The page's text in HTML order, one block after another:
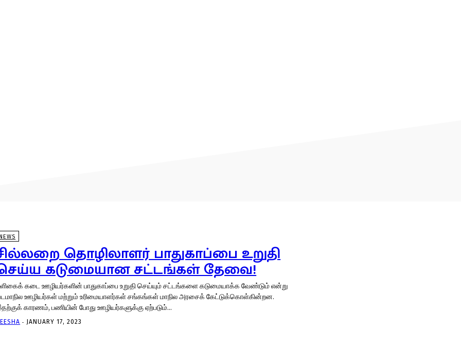
தொழிலாளர் பாதுகாப்பை உறுதி
கடுமையான சட்டங்கள் தேவை!
கடை ஊழியர்களின் பாதுகாப்பை உறுதி செய்யும் சட்டங்களை கடுமையாக்க வேண்டும் என்று
ஊழியர்கள் மற்றும் உரிமையாளர்கள் சங்கங்கள் மாநில அரசைக் கேட்டுக்கொள்கின்றன.
காரணம், பணியின் போது ஊழியர்களுக்கு ஏற்படும்...
- JANUARY 17, 2023